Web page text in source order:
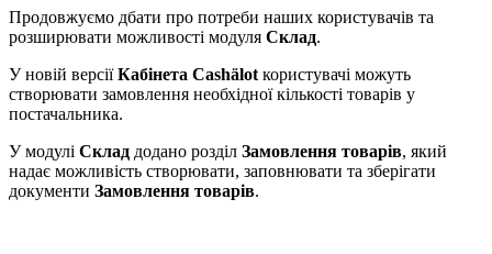
Продовжуємо дбати про потреби наших користувачів та
розширювати можливості модуля Склад.
У новій версіїКабінета Cashӓlot користувачі можуть
створювати замовлення необхідної кількості товарів у
постачальника.
У модулі Склад додано розділ Замовлення товарів, який
надає можливість створювати, заповнювати та зберігати
документи Замовлення товарів.